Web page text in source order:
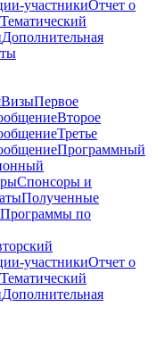
участникиОтчет о
Тематический
Дополнительная
ВизыПервое
Второе
Третье
Программный
Спонсоры и
Полученные
Программы по
участникиОтчет о
Тематический
Дополнительная